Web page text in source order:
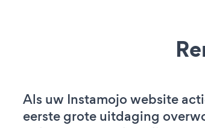
Als uw Instamojo website
eerste grote uitdaging